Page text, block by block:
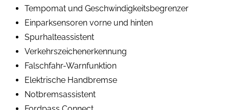
Tempomat und Geschwindigkeitsbegrenzer
Einparksensoren vorne und hinten
Spurhalteassistent
Verkehrszeichenerkennung
Falschfahr-Warnfunktion
Elektrische Handbremse
Notbremsassistent